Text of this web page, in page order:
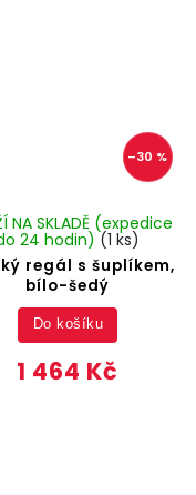
–30 %
regál s šuplíkem,
bílo-šedý
NA SKLADĚ (expedice
24 hodin)(1 ks)
1 464 Kč
Do košíku